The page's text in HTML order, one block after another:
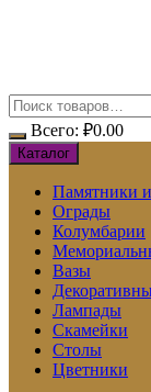
Всего: ₽0.00
Каталог
Памятники
Ограды
Колумбарии
Вазы
Лампады
Скамейки
Столы
Цветники